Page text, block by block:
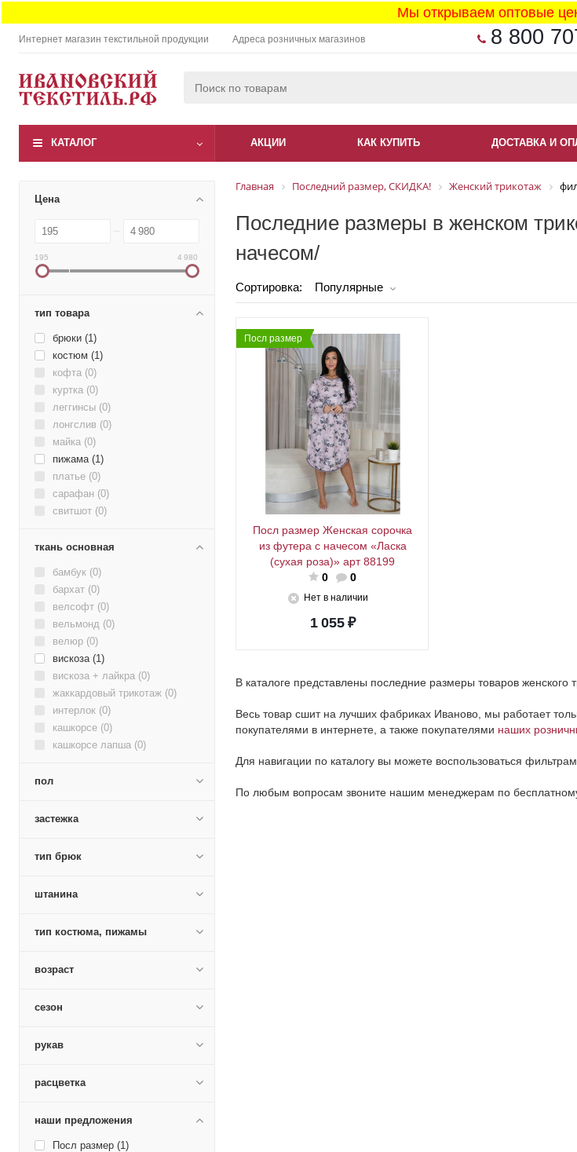
Мы открываем оптовые
Интернет магазин текстильной продукции Адреса розничных магазинов 8 800
КАТАЛОГ АКЦИИ КАК КУПИТЬ ДОСТАВКА И
Цена
195 4 980
тип товара
брюки (1)
костюм (1)
кофта (0)
куртка (0)
леггинсы (0)
лонгслив (0)
майка (0)
пижама (1)
платье (0)
сарафан (0)
свитшот (0)
термолонгслив (
туника ( 0 )
футболка (
халат (
ткань основная
бамбук (0)
бархат (0)
велсофт (0)
вельмонд (0)
велюр (0)
вискоза (1)
вискоза + лайкра (0)
жаккардовый трикотаж (0)
интерлок (0)
кашкорсе (0)
кашкорсе лапша (0)
кулирка (
кулирка меланж (
лакоста (
лининг (
п/э (0)
рибана с начесом (
футер 2-х нитка с начесом (
футер 2х нитка с лайкрой
пенье (
футер с начесом (
пол
застежка
тип брюк
штанина
тип костюма, пижамы
возраст
сезон
рукав
расцветка
наши предложения
Посл размер (1)
Главная Последний размер, СКИДКА! Женский трикотаж
Последние размеры в женском
начесом/
Сортировка: Популярные
Посл размер
Посл размер Женская сорочка
из футера с начесом «Ласка
(сухая роза)» арт 88199
0
0
Нет в наличии
1 055₽
В каталоге представлены последние размеры товаров женского
Весь товар сшит на лучших фабриках Иваново, мы работает
покупателями в интернете, а также покупателями наших
Для навигации по каталогу вы можете воспользоваться
По любым вопросам звоните нашим менеджерам по